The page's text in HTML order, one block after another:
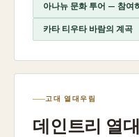
아나뉴 문화 투어 — 참여
카타 티우타 바람의 계곡
고대 열대우림
데인트리 열